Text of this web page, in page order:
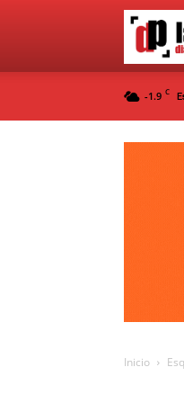
-1.9 C
Inicio